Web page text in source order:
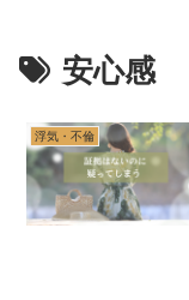
安心感
浮気・不倫